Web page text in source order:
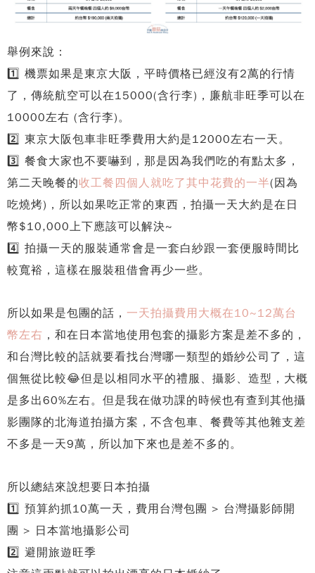
舉例來說：
1️⃣ 機票如果是東京大阪，平時價格已經沒有2萬的行情
了，傳統航空可以在15000(含行李)，廉航非旺季可以在
10000左右 (含行李)。
2️⃣ 東京大阪包車非旺季費用大約是12000左右一天。
3️⃣ 餐食大家也不要嚇到，那是因為我們吃的有點太多，
第二天晚餐的收工餐四個人就吃了其中花費的一半(因為
吃燒烤)，所以如果吃正常的東西，拍攝一天大約是在日
幣$10,000上下應該可以解決~
4️⃣ 拍攝一天的服裝通常會是一套白紗跟一套便服時間比
較寬裕，這樣在服裝租借會再少一些。
所以如果是包團的話， 一天拍攝費用大概在10~12萬台
幣左右 ，和在日本當地使用包套的攝影方案是差不多的，
和台灣比較的話就要看找台灣哪一類型的婚紗公司了，這
個無從比較😂但是以相同水平的禮服、攝影、造型，大概
是多出60%左右。但是我在做功課的時候也有查到其他攝
影團隊的北海道拍攝方案，不含包車、餐費等其他雜支差
不多是一天9萬，所以加下來也是差不多的。
所以總結來說想要日本拍攝
1️⃣ 預算約抓10萬一天，費用台灣包團 > 台灣攝影師開
團 > 日本當地攝影公司
2️⃣ 避開旅遊旺季